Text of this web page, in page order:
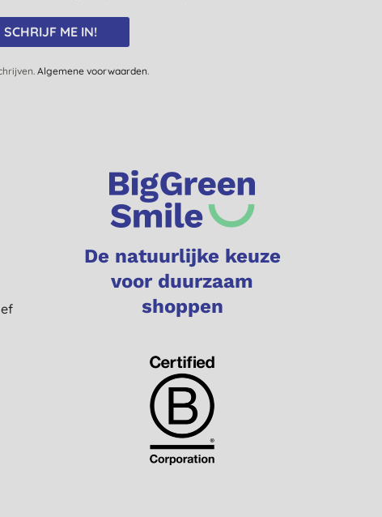
SCHRIJF ME IN!
Algemene voorwaarden.
De natuurlijke keuze
voor duurzaam
shoppen